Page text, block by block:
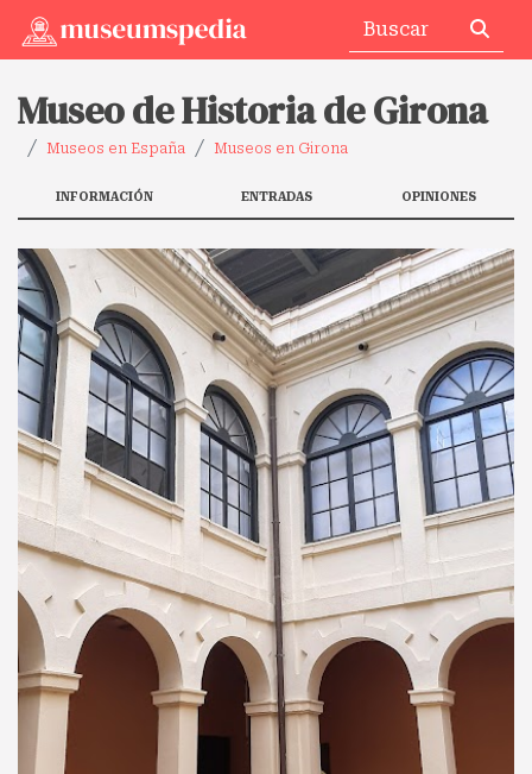
Museo de Historia de Girona
Museos en España Museos en Girona
INFORMACIÓN ENTRADAS OPINIONES